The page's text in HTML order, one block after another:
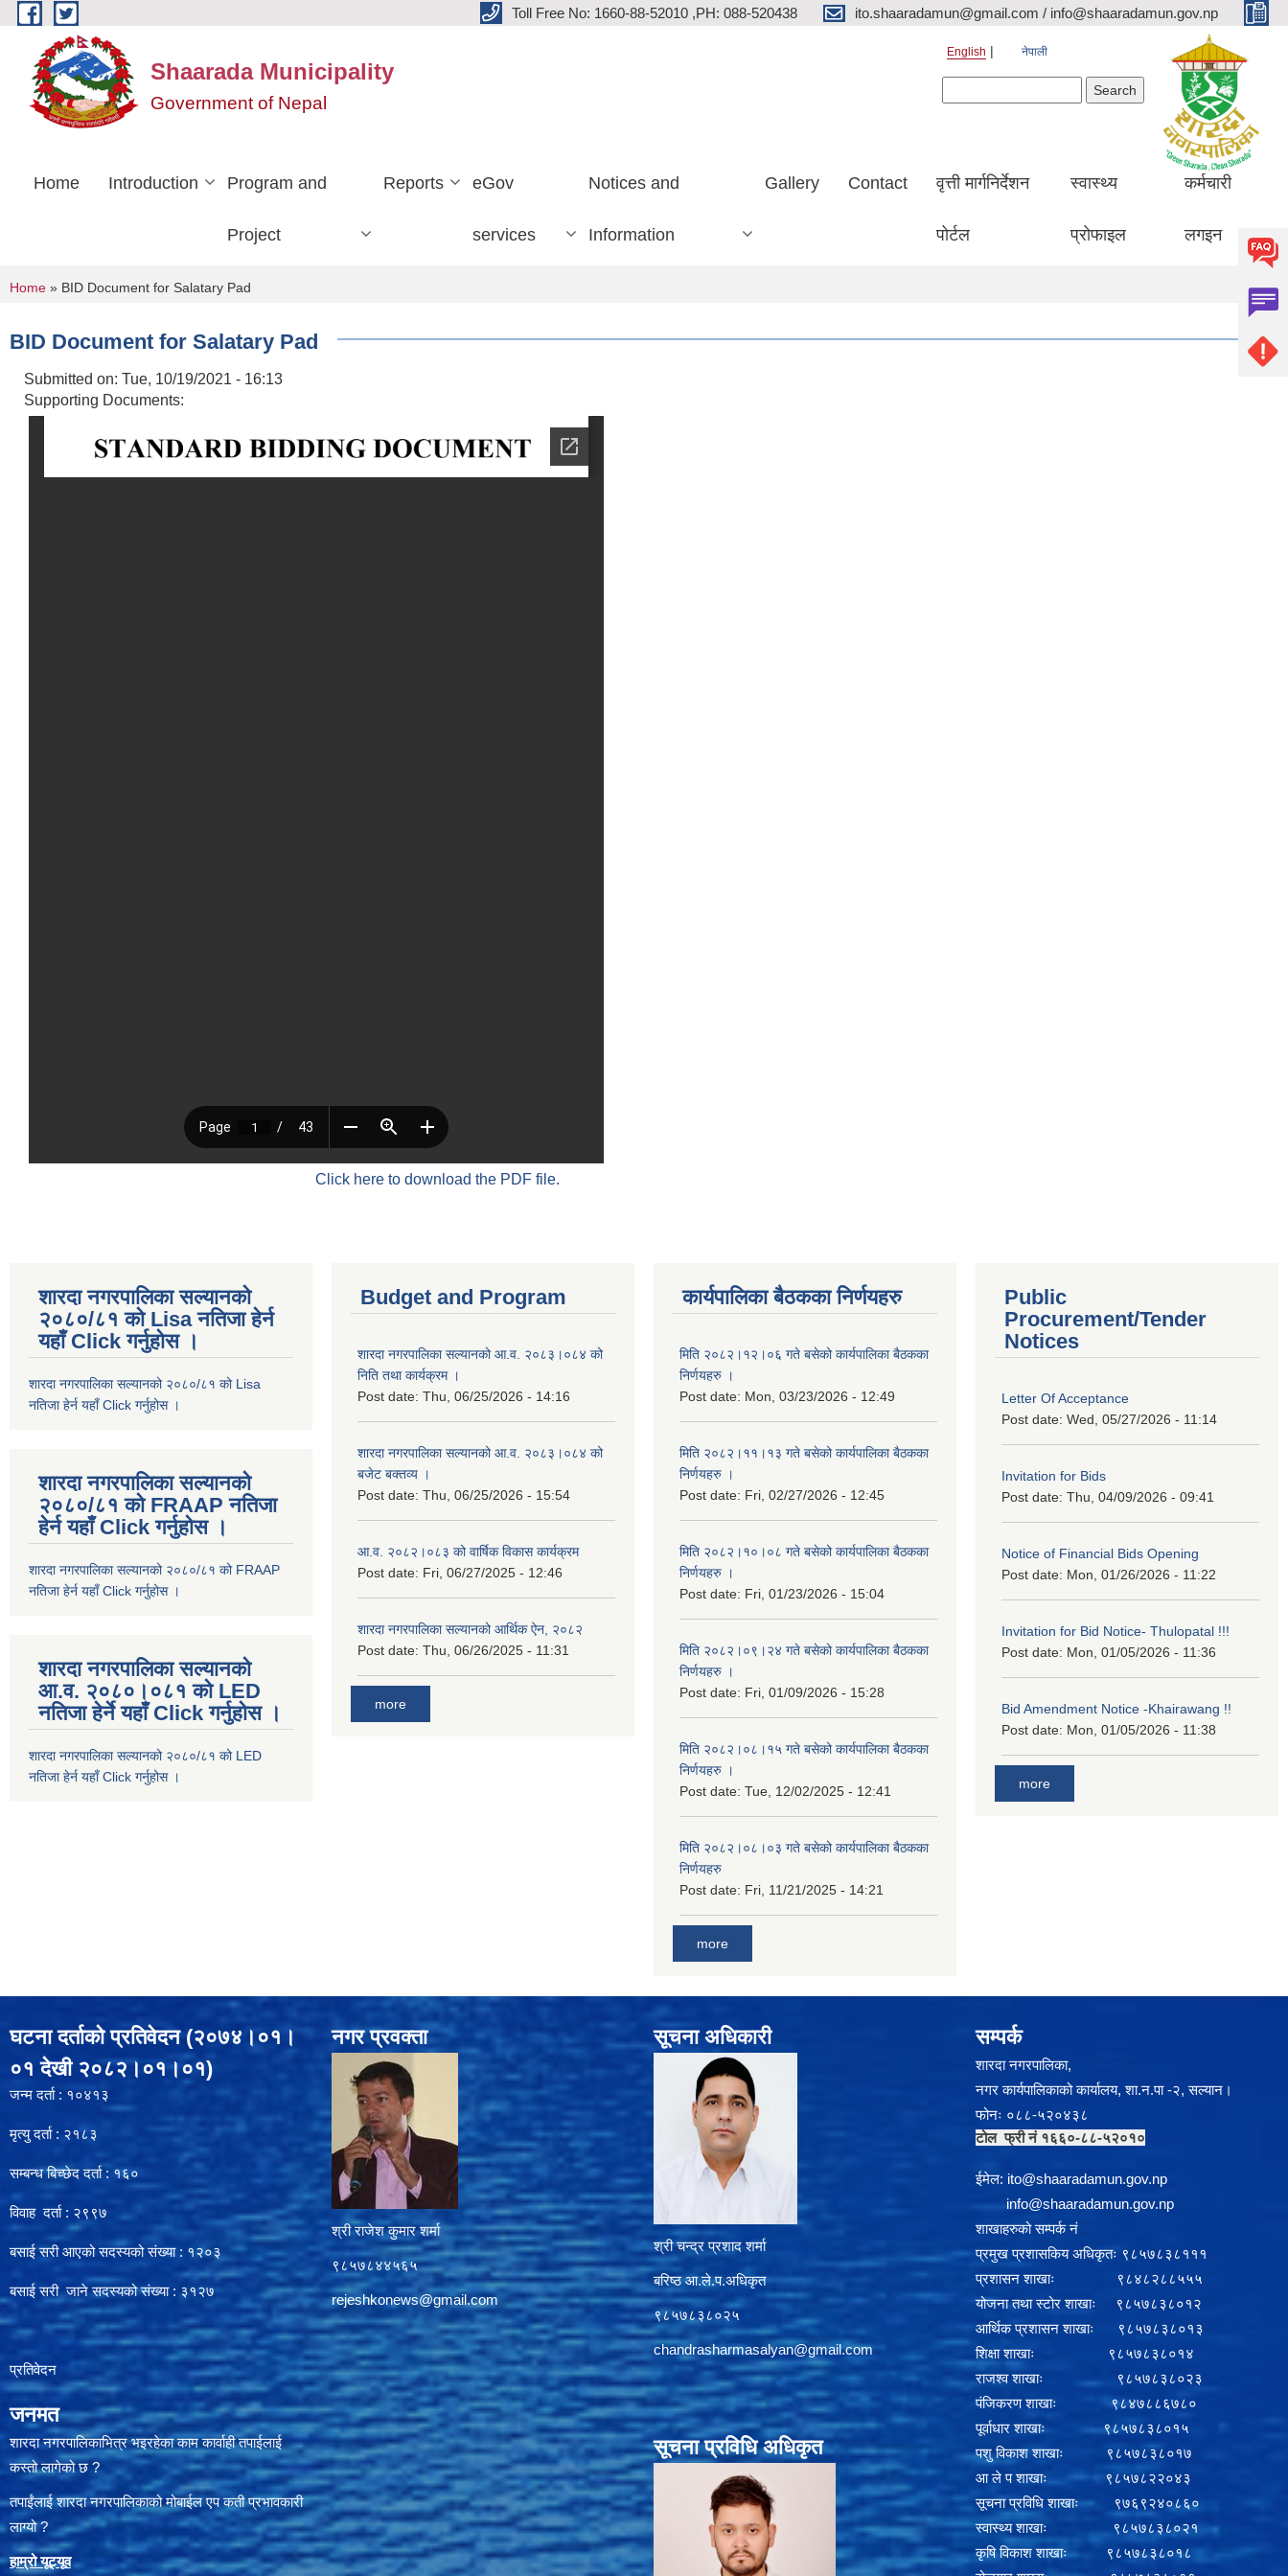
Skip to main content Toll Free No: 1660-88-52010 ,PH: 088-520438 ito.shaaradamun@gmail.com / info@shaaradamun.gov.np
Shaarada Municipality
Government of Nepal
English नेपाली
Home Introduction Program and
Project
Reports eGov
services
Notices and
Information
Gallery Contact वृत्ती मार्गनिर्देशन
पोर्टल
स्वास्थ्य
प्रोफाइल
कर्मचारी
लगइन
You are here
Home » BID Document for Salatary Pad
BID Document for Salatary Pad
Submitted on: Tue, 10/19/2021 - 16:13
Supporting Documents:
Click here to download the PDF file.
शारदा नगरपालिका सल्यानको
२०८०/८१ को Lisa नतिजा हेर्न
यहाँ Click गर्नुहोस ।
शारदा नगरपालिका सल्यानको २०८०/८१ को Lisa
नतिजा हेर्न यहाँ Click गर्नुहोस ।
शारदा नगरपालिका सल्यानको
२०८०/८१ को FRAAP नतिजा
हेर्न यहाँ Click गर्नुहोस ।
शारदा नगरपालिका सल्यानको २०८०/८१ को FRAAP
नतिजा हेर्न यहाँ Click गर्नुहोस ।
शारदा नगरपालिका सल्यानको
आ.व. २०८०।०८१ को LED
नतिजा हेर्ने यहाँ Click गर्नुहोस ।
शारदा नगरपालिका सल्यानको २०८०/८१ को LED
नतिजा हेर्न यहाँ Click गर्नुहोस ।
Budget and Program
शारदा नगरपालिका सल्यानको आ.व. २०८३।०८४ को
निति तथा कार्यक्रम ।
Post date: Thu, 06/25/2026 - 14:16
शारदा नगरपालिका सल्यानको आ.व. २०८३।०८४ को
बजेट बक्तव्य ।
Post date: Thu, 06/25/2026 - 15:54
आ.व. २०८२।०८३ को वार्षिक विकास कार्यक्रम
Post date: Fri, 06/27/2025 - 12:46
शारदा नगरपालिका सल्यानको आर्थिक ऐन, २०८२
Post date: Thu, 06/26/2025 - 11:31
more
कार्यपालिका बैठकका निर्णयहरु
मिति २०८२।१२।०६ गते बसेको कार्यपालिका बैठकका
निर्णयहरु ।
Post date: Mon, 03/23/2026 - 12:49
मिति २०८२।११।१३ गते बसेको कार्यपालिका बैठकका
निर्णयहरु ।
Post date: Fri, 02/27/2026 - 12:45
मिति २०८२।१०।०८ गते बसेको कार्यपालिका बैठकका
निर्णयहरु ।
Post date: Fri, 01/23/2026 - 15:04
मिति २०८२।०९।२४ गते बसेको कार्यपालिका बैठकका
निर्णयहरु ।
Post date: Fri, 01/09/2026 - 15:28
मिति २०८२।०८।१५ गते बसेको कार्यपालिका बैठकका
निर्णयहरु ।
Post date: Tue, 12/02/2025 - 12:41
मिति २०८२।०८।०३ गते बसेको कार्यपालिका बैठकका
निर्णयहरु
Post date: Fri, 11/21/2025 - 14:21
more
Public
Procurement/Tender
Notices
Letter Of Acceptance
Post date: Wed, 05/27/2026 - 11:14
Invitation for Bids
Post date: Thu, 04/09/2026 - 09:41
Notice of Financial Bids Opening
Post date: Mon, 01/26/2026 - 11:22
Invitation for Bid Notice- Thulopatal !!!
Post date: Mon, 01/05/2026 - 11:36
Bid Amendment Notice -Khairawang !!
Post date: Mon, 01/05/2026 - 11:38
more
घटना दर्ताको प्रतिवेदन (२०७४।०१।
०१ देखी २०८२।०१।०१)
जन्म दर्ता : १०४१३
मृत्यु दर्ता : २१८३
सम्बन्ध बिच्छेद दर्ता : १६०
विवाह दर्ता : २९९७
बसाई सरी आएको सदस्यको संख्या : १२०३
बसाई सरी जाने सदस्यको संख्या : ३१२७
प्रतिवेदन
जनमत
शारदा नगरपालिकाभित्र भइरहेका काम कार्वाही तपाईलाई
कस्तो लागेको छ ?
तपाईंलाई शारदा नगरपालिकाको मोबाईल एप कती प्रभावकारी
लाग्यो ?
हाम्रो यूट्यूव
नगर प्रवक्ता
श्री राजेश कुमार शर्मा
९८५७८४४५६५
rejeshkonews@gmail.com
सूचना अधिकारी
श्री चन्द्र प्रशाद शर्मा
बरिष्ठ आ.ले.प.अधिकृत
९८५७८३८०२५
chandrasharmasalyan@gmail.com
सूचना प्रविधि अधिकृत
सम्पर्क
शारदा नगरपालिका,
नगर कार्यपालिकाको कार्यालय, शा.न.पा -२, सल्यान।
फोनः ०८८-५२०४३८
टोल फ्री नं १६६०-८८-५२०१०
ईमेल: ito@shaaradamun.gov.np
info@shaaradamun.gov.np
शाखाहरुको सम्पर्क नं
प्रमुख प्रशासकिय अधिकृतः ९८५७८३८१११
प्रशासन शाखाः ९८४८२८८५५५
योजना तथा स्टोर शाखाः ९८५७८३८०१२
आर्थिक प्रशासन शाखाः ९८५७८३८०१३
शिक्षा शाखाः ९८५७८३८०१४
राजश्व शाखाः ९८५७८३८०२३
पंजिकरण शाखाः ९८४७८८६७८०
पूर्वाधार शाखाः ९८५७८३८०१५
पशु विकाश शाखाः ९८५७८३८०१७
आ ले प शाखाः ९८५७८२२०४३
सूचना प्रविधि शाखाः ९७६९२४०८६०
स्वास्थ्य शाखाः ९८५७८३८०२१
कृषि विकाश शाखाः ९८५७८३८०१८